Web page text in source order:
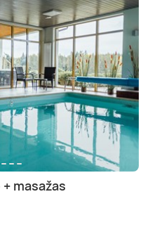
masažas